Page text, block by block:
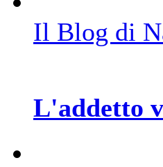
Il Blog di
L'addetto